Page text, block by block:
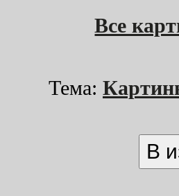
Все
Тема: